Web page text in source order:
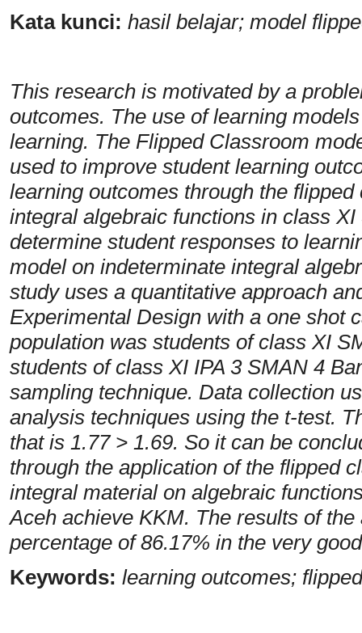
Kata kunci: hasil belajar; model
This research is motivated by a
outcomes. The use of learning
learning. The Flipped Classroom
used to improve student learning
learning outcomes through the
integral algebraic functions in class
determine student responses to
model on indeterminate integral
study uses a quantitative approach
Experimental Design with a one shot
population was students of class XI
students of class XI IPA 3 SMAN 4
sampling technique. Data collection
analysis techniques using the t-test.
that is 1.77 > 1.69. So it can be
through the application of the flipped
integral material on algebraic
Aceh achieve KKM. The results of
percentage of 86.17% in the very
Keywords: learning outcomes;